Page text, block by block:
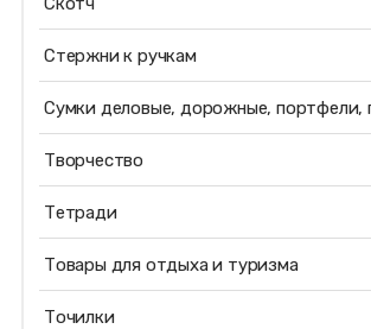
Стержни к ручкам
Сумки деловые, дорожные, портфели,
Творчество
Тетради
Товары для отдыха и туризма
Точилки